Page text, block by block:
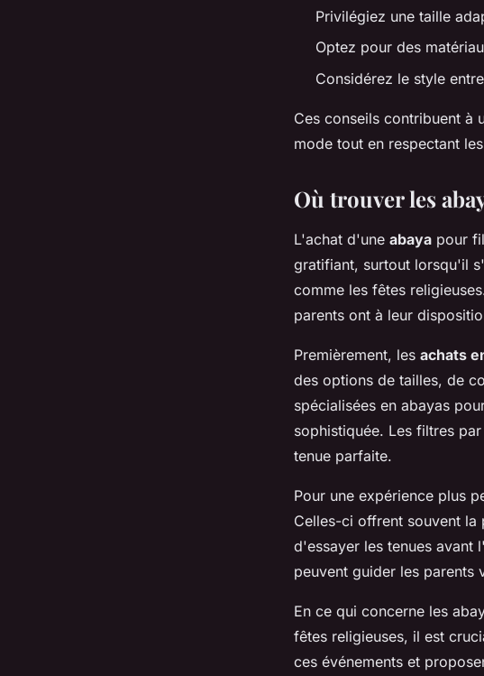
Privilégiez une taille
Optez pour des
Considérez le style
Ces conseils contribuent à
mode tout en respectant
Où trouver les
L'achat d'une abaya pour
gratifiant, surtout lorsqu'il
comme les fêtes
parents ont à leur
Premièrement, les achats
des options de tailles, de
spécialisées en abayas
sophistiquée. Les filtres
tenue parfaite.
Pour une expérience plus
Celles-ci offrent souvent
d'essayer les tenues avant
peuvent guider les parents
En ce qui concerne les
fêtes religieuses, il est
ces événements et